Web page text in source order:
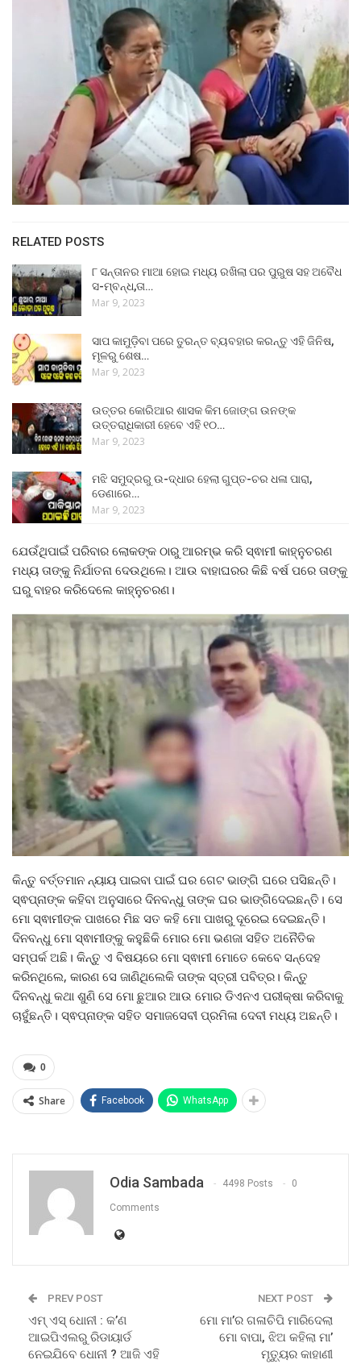
RELATED POSTS
୮ ସନ୍ତାନର ମାଆ ହୋଇ ମଧ୍ୟ ରଖିଲା ପର ପୁରୁଷ ସହ ଅବୈଧ
ସ-ମ୍ବନ୍ଧ,ତା…
Mar 9, 2023
ସାପ କାମୁଡ଼ିବା ପରେ ତୁରନ୍ତ ବ୍ୟବହାର କରନ୍ତୁ ଏହି ଜିନିଷ,
ମୂଳରୁ ଶେଷ…
Mar 9, 2023
ଉତ୍ତର କୋରିଆର ଶାସକ କିମ ଜୋଙ୍ଗ ଉନଙ୍କ
ଉତ୍ତରାଧିକାରୀ ହେବେ ଏହି ୧୦…
Mar 9, 2023
ମଝି ସମୁଦ୍ରରୁ ଉ-ଦ୍ଧାର ହେଲା ଗୁପ୍ତ-ଚର ଧଳା ପାରା,
ଡେଣାରେ…
Mar 9, 2023
ଯେଉଁଥିପାଇଁ ପରିବାର ଲୋକଙ୍କ ଠାରୁ ଆରମ୍ଭ କରି ସ୍ଵାମୀ କାହ୍ନୁଚରଣ
ମଧ୍ୟ ତାଙ୍କୁ ନିର୍ଯାତନା ଦେଉଥିଲେ। ଆଉ ବାହାଘରର କିଛି ବର୍ଷ ପରେ ତାଙ୍କୁ
ଘରୁ ବାହର କରିଦେଲେ କାହ୍ନୁଚରଣ।
କିନ୍ତୁ ବର୍ତ୍ତମାନ ନ୍ୟାୟ ପାଇବା ପାଇଁ ଘର ଗେଟ ଭାଙ୍ଗି ଘରେ ପସିଛନ୍ତି।
ସ୍ଵପ୍ନାଙ୍କ କହିବା ଅନୁସାରେ ଦିନବନ୍ଧୁ ତାଙ୍କ ଘର ଭାଙ୍ଗିଦେଇଛନ୍ତି। ସେ
ମୋ ସ୍ଵାମୀଙ୍କ ପାଖରେ ମିଛ ସତ କହି ମୋ ପାଖରୁ ଦୂରେଇ ଦେଇଛନ୍ତି।
ଦିନବନ୍ଧୁ ମୋ ସ୍ଵାମୀଙ୍କୁ କହୁଛିକି ମୋର ମୋ ଭଣଜା ସହିତ ଅନୈତିକ
ସମ୍ପର୍କ ଅଛି। କିନ୍ତୁ ଏ ବିଷୟରେ ମୋ ସ୍ଵାମୀ ମୋତେ କେବେ ସନ୍ଦେହ
କରିନଥିଲେ, କାରଣ ସେ ଜାଣିଥିଲେକି ତାଙ୍କ ସ୍ତ୍ରୀ ପବିତ୍ର। କିନ୍ତୁ
ଦିନବନ୍ଧୁ କଥା ଶୁଣି ସେ ମୋ ଛୁଆର ଆଉ ମୋର ଡିଏନଏ ପରୀକ୍ଷା କରିବାକୁ
ଚାହୁଁଛନ୍ତି। ସ୍ଵପ୍ନାଙ୍କ ସହିତ ସମାଜସେବୀ ପ୍ରମିଳା ଦେବୀ ମଧ୍ୟ ଅଛନ୍ତି।
0
Share Facebook WhatsApp
Odia Sambada 4498 Posts 0
Comments
PREV POST
ଏମ୍ ଏସ୍ ଧୋନୀ : କ’ଣ
ଆଇପିଏଲରୁ ରିଡାୟାର୍ଡ
ନେଇଯିବେ ଧୋନୀ ? ଆଜି ଏହି
NEXT POST
ମୋ ମା’ର ଗଳାଚିପି ମାରିଦେଲା
ମୋ ବାପା, ଝିଅ କହିଲା ମା’
ମୃତ୍ୟୁର କାହାଣୀ